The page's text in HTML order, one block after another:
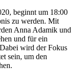
beginnt um 18:00
zu werden. Mit
Anna Adamik und
und für ein
wird der Fokus
sein, um den